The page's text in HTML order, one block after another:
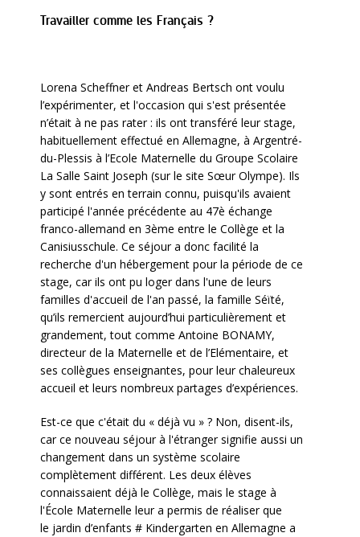
Travailler comme les Français ?
Lorena Scheffner et Andreas Bertsch ont voulu
l’expérimenter, et l'occasion qui s'est présentée
n’était à ne pas rater : ils ont transféré leur stage,
habituellement effectué en Allemagne, à Argentré-
du-Plessis à l’Ecole Maternelle du Groupe Scolaire
La Salle Saint Joseph (sur le site Sœur Olympe). Ils
y sont entrés en terrain connu, puisqu'ils avaient
participé l'année précédente au 47è échange
franco-allemand en 3ème entre le Collège et la
Canisiusschule. Ce séjour a donc facilité la
recherche d'un hébergement pour la période de ce
stage, car ils ont pu loger dans l'une de leurs
familles d'accueil de l'an passé, la famille Séïté,
qu’ils remercient aujourd’hui particulièrement et
grandement, tout comme Antoine BONAMY,
directeur de la Maternelle et de l’Elémentaire, et
ses collègues enseignantes, pour leur chaleureux
accueil et leurs nombreux partages d’expériences.
Est-ce que c'était du « déjà vu » ? Non, disent-ils,
car ce nouveau séjour à l'étranger signifie aussi un
changement dans un système scolaire
complètement différent. Les deux élèves
connaissaient déjà le Collège, mais le stage à
l'École Maternelle leur a permis de réaliser que
le jardin d’enfants # Kindergarten en Allemagne a